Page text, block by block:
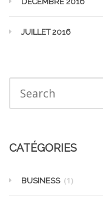
JUILLET 2016
CATÉGORIES
BUSINESS (1)